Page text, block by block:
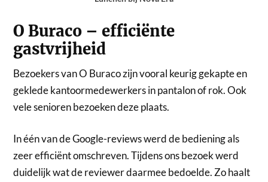
O Buraco – efficiënte
gastvrijheid
Bezoekers van O Buraco zijn vooral keurig gekapte en
geklede kantoormedewerkers in pantalon of rok. Ook
vele senioren bezoeken deze plaats.
In één van de Google-reviews werd de bediening als
zeer efficiënt omschreven. Tijdens ons bezoek werd
duidelijk wat de reviewer daarmee bedoelde. Zo haalt